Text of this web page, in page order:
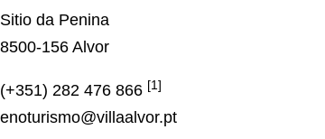
Sitio da Penina
8500-156 Alvor
(+351) 282 476 866 [1]
enoturismo@villaalvor.pt